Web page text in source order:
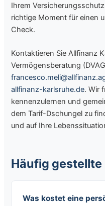
Ihrem
richtige Moment für einen
Check.
Kontaktieren Sie Allfinanz
Vermögensberatung
allfinanz-karlsruhe.de. Wir
kennenzulernen und
dem Tarif-Dschungel zu
und auf Ihre
Häufig gestellte
Was kostet eine